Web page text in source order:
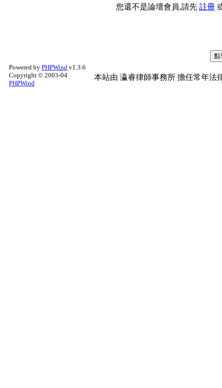
您還不是論壇會員,請先 註冊
Powered by PHPWind v1.3.6
Copyright © 2003-04
PHPWind
本站由 瀛睿律師事務所 擔任常年法